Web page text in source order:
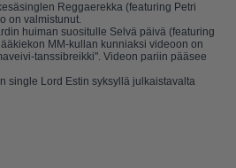
Reggaerekka (featuring Petri
on valmistunut.
huiman suositulle Selvä päivä (featuring
MM-kullan kunniaksi videoon on
tanssibreikki". Videon pariin pääsee
single Lord Estin syksyllä julkaistavalta